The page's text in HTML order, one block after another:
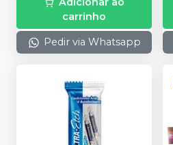
carrinho
Pedir via Whatsapp